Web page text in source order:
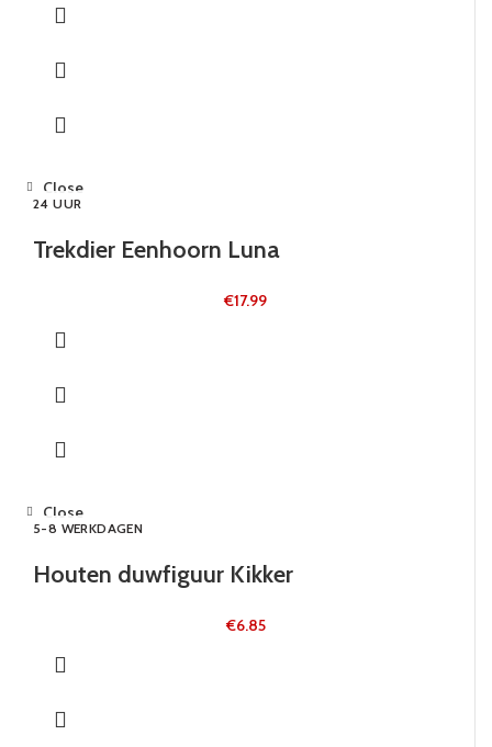
24 UUR
Close
Trekdier Eenhoorn Luna
€17.99
5-8 WERKDAGEN
Close
Houten duwfiguur Kikker
€6.85